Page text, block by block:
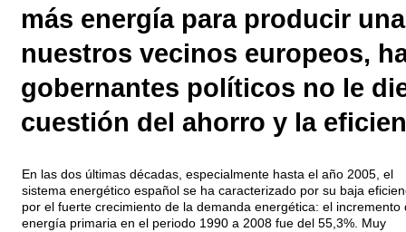
más energía para producir
nuestros vecinos europeos,
gobernantes políticos no le
cuestión del ahorro y la
En las dos últimas décadas, especialmente hasta el año 2005, el
sistema energético español se ha caracterizado por su baja
por el fuerte crecimiento de la demanda energética: el incremento
energía primaria en el periodo 1990 a 2008 fue del 55,3%. Muy